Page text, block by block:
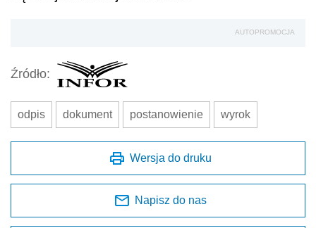
AUTOPROMOCJA
Źródło:
odpis dokument postanowienie wyrok
Wersja do druku
Napisz do nas